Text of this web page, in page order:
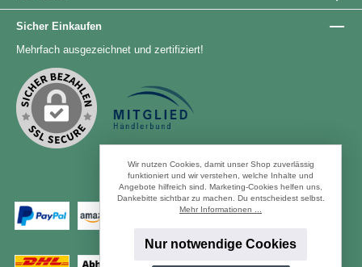
Sicher Einkaufen
Mehrfach ausgezeichnet und zertifiziert!
Zahlungsarten
Versandarten
Wir nutzen Cookies, damit unser Shop zuverlässig
funktioniert und wir verstehen, welche Inhalte und
Angebote hilfreich sind. Marketing-Cookies helfen uns,
Dankebitte sichtbar zu machen. Du entscheidest selbst.
Mehr Informationen ...
Nur notwendige Cookies